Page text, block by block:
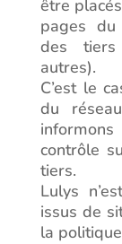
être
pages
des tiers
autres).
C’est le
du
contrôle
tiers.
Lulys
issus de
la